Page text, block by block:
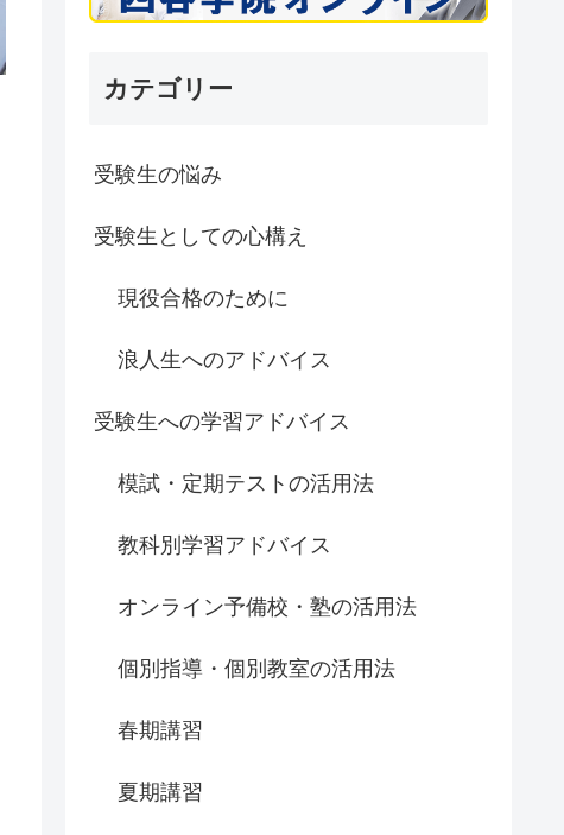
カテゴリー
受験生の悩み
受験生としての心構え
現役合格のために
浪人生へのアドバイス
受験生への学習アドバイス
模試・定期テストの活用法
教科別学習アドバイス
オンライン予備校・塾の活用法
個別指導・個別教室の活用法
春期講習
夏期講習